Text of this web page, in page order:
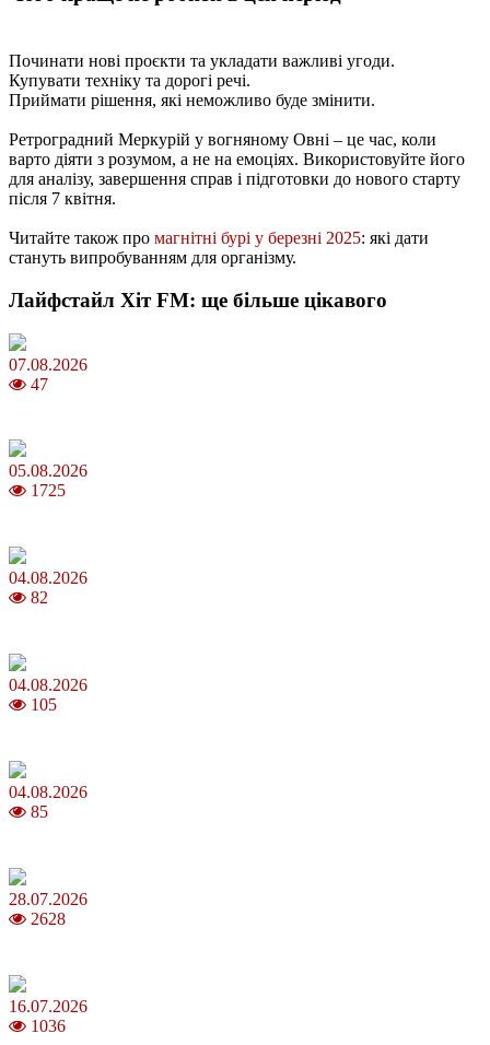
Починати нові проєкти та укладати важливі угоди.
Купувати техніку та дорогі речі.
Приймати рішення, які неможливо буде змінити.
Ретроградний Меркурій у вогняному Овні – це час, коли
варто діяти з розумом, а не на емоціях. Використовуйте його
для аналізу, завершення справ і підготовки до нового старту
після 7 квітня.
Читайте також про магнітні бурі у березні 2025: які дати
стануть випробуванням для організму.
Лайфстайл Хіт FM: ще більше цікавого
07.08.2026
47
05.08.2026
1725
04.08.2026
82
04.08.2026
105
04.08.2026
85
28.07.2026
2628
16.07.2026
1036